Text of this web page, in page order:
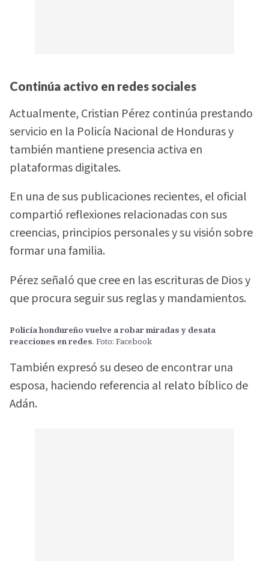
Continúa activo en redes sociales
Actualmente, Cristian Pérez continúa prestando
servicio en la Policía Nacional de Honduras y
también mantiene presencia activa en
plataformas digitales.
En una de sus publicaciones recientes, el oficial
compartió reflexiones relacionadas con sus
creencias, principios personales y su visión sobre
formar una familia.
Pérez señaló que cree en las escrituras de Dios y
que procura seguir sus reglas y mandamientos.
Policía hondureño vuelve a robar miradas y desata
reacciones en redes. Foto: Facebook
También expresó su deseo de encontrar una
esposa, haciendo referencia al relato bíblico de
Adán.